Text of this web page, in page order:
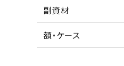
副資材
額・ケース